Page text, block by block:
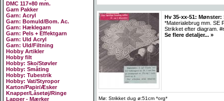
DMC 117+80 mm.
Garn Pakker
Garn: Acryl
Garn: Bomuld/Bom. Ac.
Garn: Hæklegarn
Garn: Pels + Effektgarn
Garn: Uld Acryl
Garn: Uld/Filtning
Hobby Artikler
Hobby filt
Hobby: Sko/Støvler
Hobby: Småting
Hobby: Tubestrik
Hobby: Vat/Styropor
Karton/Papir/Æsker
Knapper/Låsetøj/Ringe
Lapper - Mærker
Hv 35-xx-51:
*Materialebrug mm. SE
Strikket efter diagram.
Se flere detaljer... »
Mø: Strikket dug ø:51cm *org*